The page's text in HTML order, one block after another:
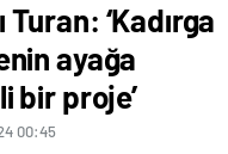
‘Kadırga
ayağa
bir proje’
00:45